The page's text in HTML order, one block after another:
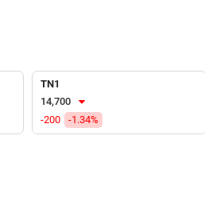
TN1
14,700
-200
-1.34%